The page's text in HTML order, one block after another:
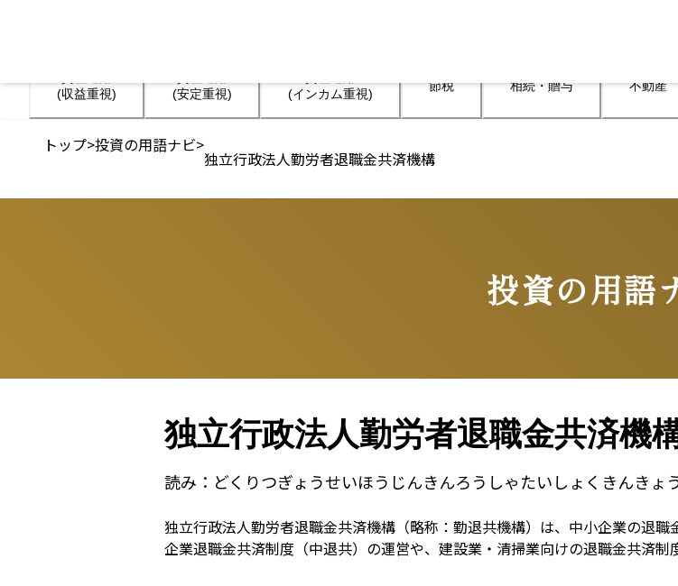
(収益重視)
(安定重視)
(インカム重視)
節税 相続・贈与 不動産
トップ>投資の用語ナビ>
独立行政法人勤労者退職金共済機構
投資の用語
独立行政法人勤労者退職金共済機
読み： どくりつぎょうせいほうじんきんろうしゃたいしょくきんきょ
独立行政法人勤労者退職金共済機構（略称：勤退共機構）は、中小企業の退
企業退職金共済制度（中退共）の運営や、建設業・清掃業向けの退職金共済制